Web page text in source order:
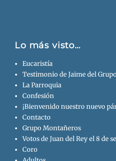
Lo más visto…
Eucaristía
Testimonio de Jaime del
La Parroquia
Confesión
¡Bienvenido nuestro nuevo
Contacto
Grupo Montañeros
Votos de Juan del Rey el 8 de
Coro